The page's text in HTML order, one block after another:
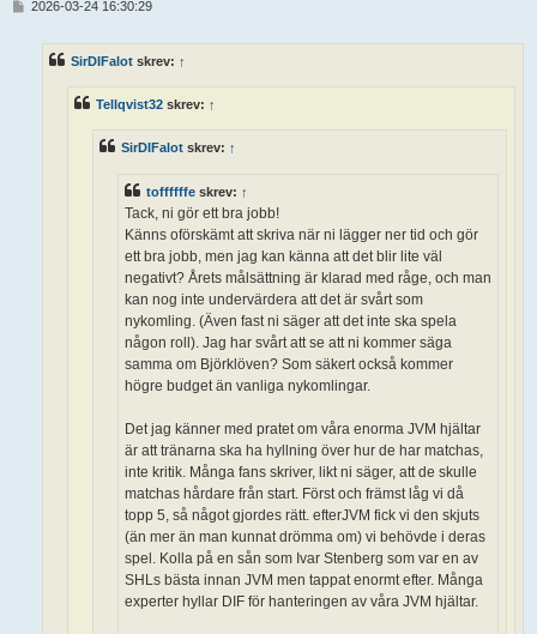
2026-03-24 16:30:29
SirDIFalot skrev: ↑
Tellqvist32 skrev: ↑
SirDIFalot skrev: ↑
toffffffe skrev: ↑
Tack, ni gör ett bra jobb!
Känns oförskämt att skriva när ni lägger ner tid och gör
ett bra jobb, men jag kan känna att det blir lite väl
negativt? Årets målsättning är klarad med råge, och man
kan nog inte undervärdera att det är svårt som
nykomling. (Även fast ni säger att det inte ska spela
någon roll). Jag har svårt att se att ni kommer säga
samma om Björklöven? Som säkert också kommer
högre budget än vanliga nykomlingar.
Det jag känner med pratet om våra enorma JVM hjältar
är att tränarna ska ha hyllning över hur de har matchas,
inte kritik. Många fans skriver, likt ni säger, att de skulle
matchas hårdare från start. Först och främst låg vi då
topp 5, så något gjordes rätt. efterJVM fick vi den skjuts
(än mer än man kunnat drömma om) vi behövde i deras
spel. Kolla på en sån som Ivar Stenberg som var en av
SHLs bästa innan JVM men tappat enormt efter. Många
experter hyllar DIF för hanteringen av våra JVM hjältar.